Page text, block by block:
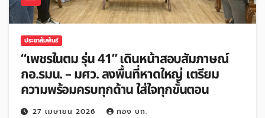
ประชาสัมพันธ์
“เพชรในตม รุ่น 41” เดินหน้าสอบสัมภาษณ์
กอ.รมน. – มศว. ลงพื้นที่หาดใหญ่ เตรียม
ความพร้อมครบทุกด้าน ใส่ใจทุกขั้นตอน
27 เมษายน 2026 กอง บก.